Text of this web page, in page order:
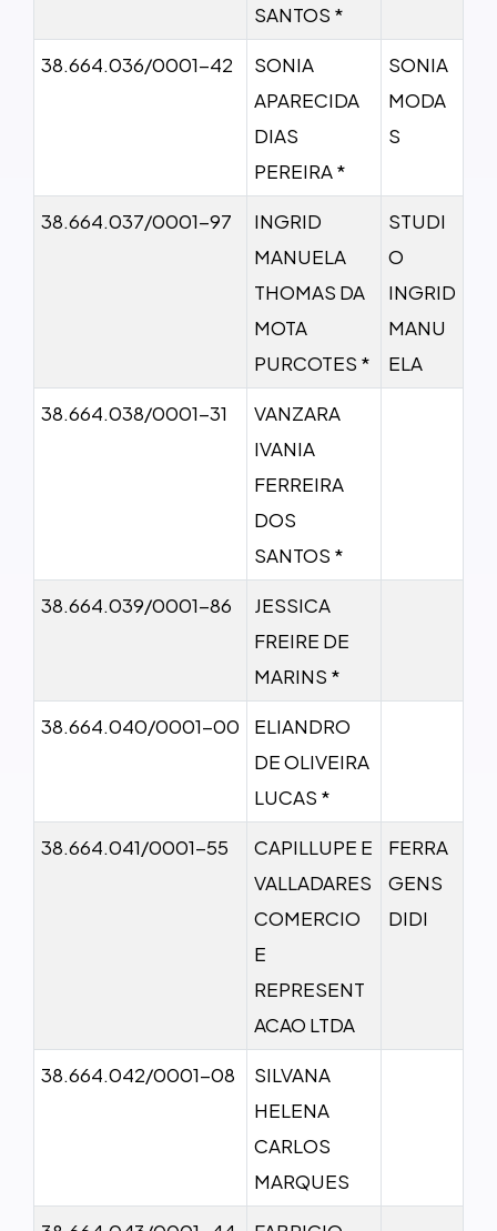
SANTOS *
38.664.036/0001-42
SONIA
APARECIDA
DIAS
PEREIRA *
SONIA
MODA
S
38.664.037/0001-97
INGRID
MANUELA
THOMAS DA
MOTA
PURCOTES *
STUDI
O
INGRID
MANU
ELA
38.664.038/0001-31
VANZARA
IVANIA
FERREIRA
DOS
SANTOS *
38.664.039/0001-86
JESSICA
FREIRE DE
MARINS *
38.664.040/0001-00
ELIANDRO
DE OLIVEIRA
LUCAS *
38.664.041/0001-55
CAPILLUPE E
VALLADARES
COMERCIO
E
REPRESENT
ACAO LTDA
FERRA
GENS
DIDI
38.664.042/0001-08
SILVANA
HELENA
CARLOS
MARQUES